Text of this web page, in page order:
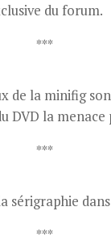
du forum.
***
de la minifig
DVD la menace
***
sérigraphie
***